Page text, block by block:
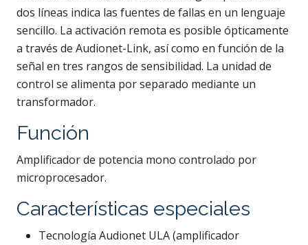
dos líneas indica las fuentes de fallas en un lenguaje
sencillo. La activación remota es posible ópticamente
a través de Audionet-Link, así como en función de la
señal en tres rangos de sensibilidad. La unidad de
control se alimenta por separado mediante un
transformador.
Función
Amplificador de potencia mono controlado por
microprocesador.
Características especiales
Tecnología Audionet ULA (amplificador